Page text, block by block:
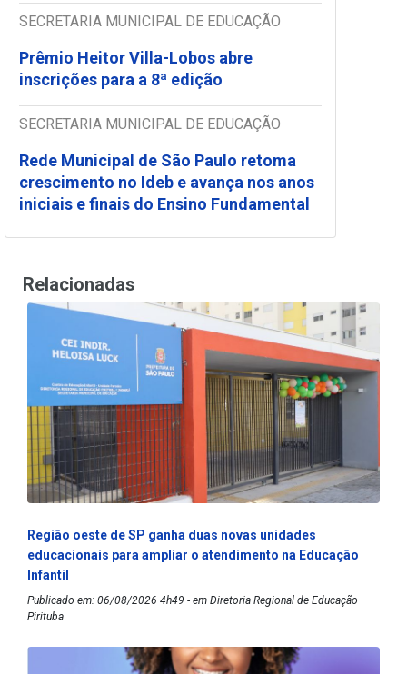
SECRETARIA MUNICIPAL DE EDUCAÇÃO
Prêmio Heitor Villa-Lobos abre
inscrições para a 8ª edição
SECRETARIA MUNICIPAL DE EDUCAÇÃO
Rede Municipal de São Paulo retoma
crescimento no Ideb e avança nos anos
iniciais e finais do Ensino Fundamental
Relacionadas
Região oeste de SP ganha duas novas unidades
educacionais para ampliar o atendimento na Educação
Infantil
Publicado em: 06/08/2026 4h49 - em Diretoria Regional de Educação
Pirituba